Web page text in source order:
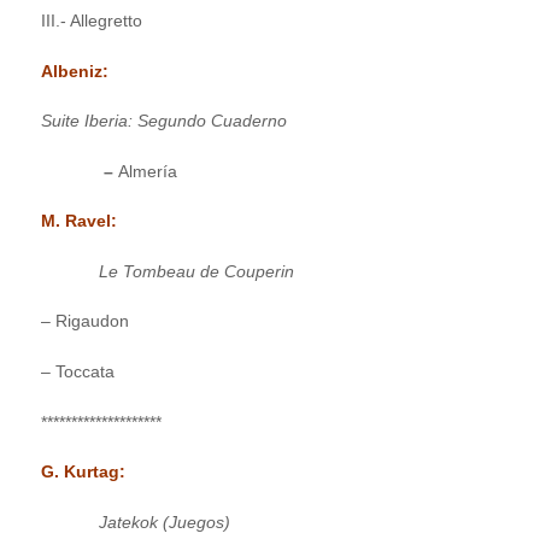
III.- Allegretto
Albeniz:
Suite Iberia: Segundo Cuaderno
–Almería
M. Ravel:
Le Tombeau de Couperin
– Rigaudon
– Toccata
********************
G. Kurtag:
Jatekok (Juegos)